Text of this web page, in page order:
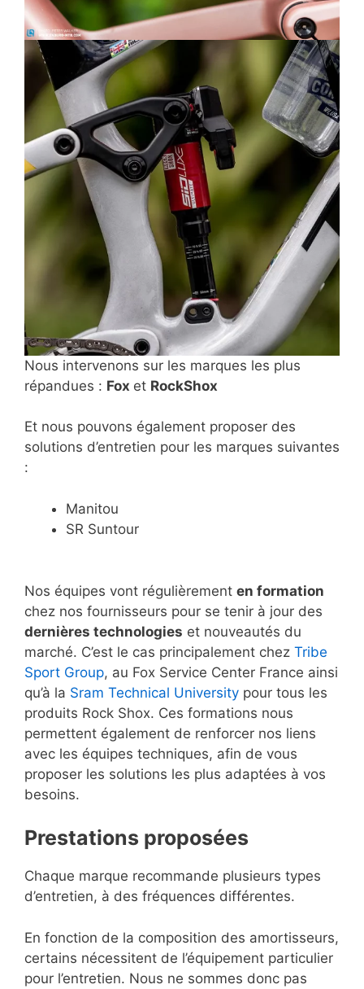
Nous intervenons sur les marques les plus
répandues : Fox et RockShox
Et nous pouvons également proposer des
solutions d’entretien pour les marques suivantes
:
Manitou
SR Suntour
Nos équipes vont régulièrement en formation
chez nos fournisseurs pour se tenir à jour des
dernières technologies et nouveautés du
marché. C’est le cas principalement chez Tribe
Sport Group, au Fox Service Center France ainsi
qu’à la Sram Technical University pour tous les
produits Rock Shox. Ces formations nous
permettent également de renforcer nos liens
avec les équipes techniques, afin de vous
proposer les solutions les plus adaptées à vos
besoins.
Prestations proposées
Chaque marque recommande plusieurs types
d’entretien, à des fréquences différentes.
En fonction de la composition des amortisseurs,
certains nécessitent de l’équipement particulier
pour l’entretien. Nous ne sommes donc pas